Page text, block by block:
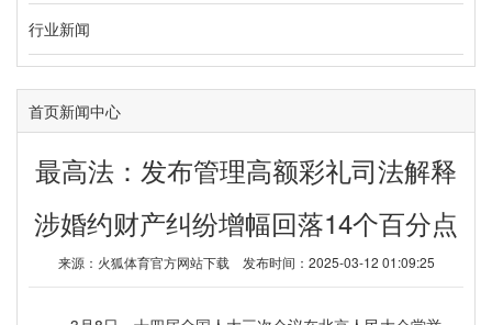
行业新闻
首页新闻中心
最高法：发布管理高额彩礼司法解释
涉婚约财产纠纷增幅回落14个百分点
来源： 火狐体育官方网站下载 发布时间：2025-03-12 01:09:25